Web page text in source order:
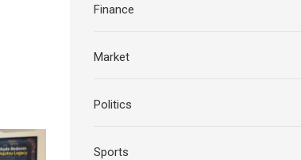
Finance
Market
Politics
Sports